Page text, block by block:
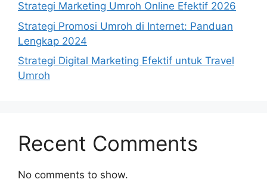
Strategi Marketing Umroh Online Efektif 2026
Strategi Promosi Umroh di Internet: Panduan
Lengkap 2024
Strategi Digital Marketing Efektif untuk Travel
Umroh
Recent Comments
No comments to show.